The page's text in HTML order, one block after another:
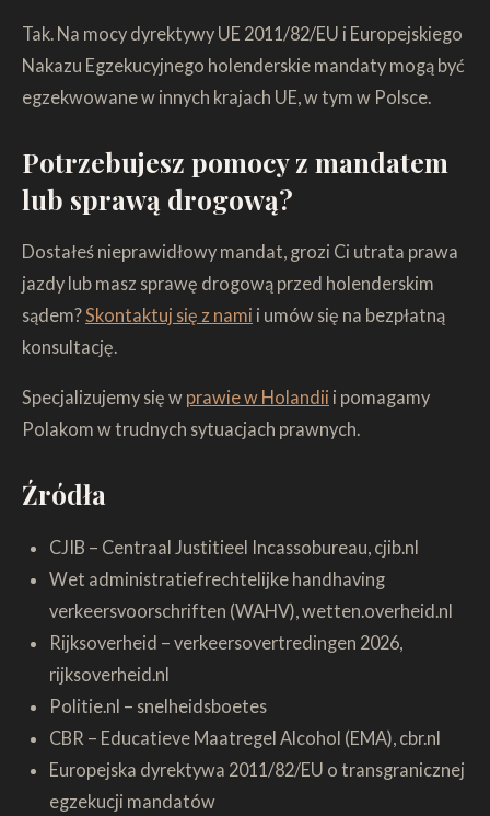
Tak. Na mocy dyrektywy UE 2011/82/EU i Europejskiego
Nakazu Egzekucyjnego holenderskie mandaty mogą być
egzekwowane w innych krajach UE, w tym w Polsce.
Potrzebujesz pomocy z mandatem
lub sprawą drogową?
Dostałeś nieprawidłowy mandat, grozi Ci utrata prawa
jazdy lub masz sprawę drogową przed holenderskim
sądem?Skontaktuj się z nami i umów się na bezpłatną
konsultację.
Specjalizujemy się w prawie w Holandii i pomagamy
Polakom w trudnych sytuacjach prawnych.
Źródła
CJIB – Centraal Justitieel Incassobureau, cjib.nl
Wet administratiefrechtelijke handhaving
verkeersvoorschriften (WAHV), wetten.overheid.nl
Rijksoverheid – verkeersovertredingen 2026,
rijksoverheid.nl
Politie.nl – snelheidsboetes
CBR – Educatieve Maatregel Alcohol (EMA), cbr.nl
Europejska dyrektywa 2011/82/EU o transgranicznej
egzekucji mandatów